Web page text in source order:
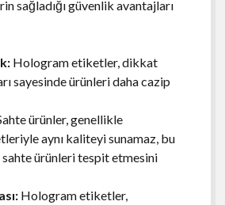
sağladığı güvenlik avantajları
Hologram etiketler, dikkat
sayesinde ürünleri daha cazip
ürünler, genellikle
aynı kaliteyi sunamaz, bu
ürünleri tespit etmesini
Hologram etiketler,